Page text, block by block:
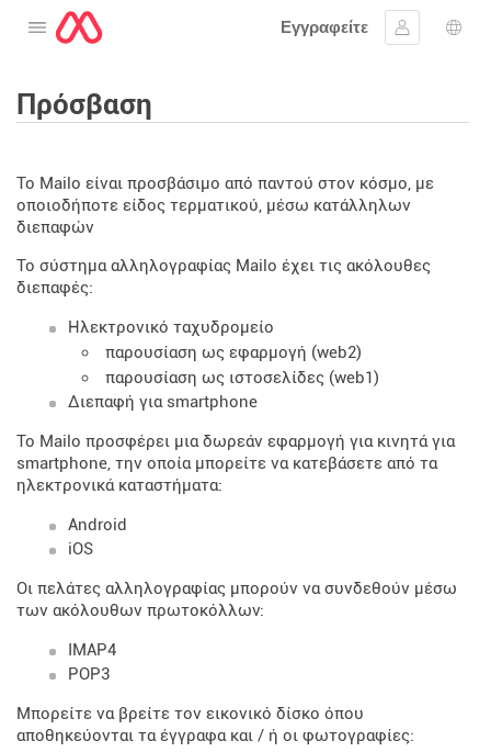
Ανοίξτε το μενού
Εγγραφείτε
Συνδεθείτε
Πρόσβαση
Το Mailo είναι προσβάσιμο από παντού στον κόσμο, με
οποιοδήποτε είδος τερματικού, μέσω κατάλληλων
διεπαφών
Το σύστημα αλληλογραφίας Mailo έχει τις ακόλουθες
διεπαφές:
Ηλεκτρονικό ταχυδρομείο
παρουσίαση ως εφαρμογή (web2)
παρουσίαση ως ιστοσελίδες (web1)
Διεπαφή για smartphone
Το Mailo προσφέρει μια δωρεάν εφαρμογή για κινητά για
smartphone, την οποία μπορείτε να κατεβάσετε από τα
ηλεκτρονικά καταστήματα:
Android
iOS
Οι πελάτες αλληλογραφίας μπορούν να συνδεθούν μέσω
των ακόλουθων πρωτοκόλλων:
IMAP4
POP3
Μπορείτε να βρείτε τον εικονικό δίσκο όπου
αποθηκεύονται τα έγγραφα και / ή οι φωτογραφίες: